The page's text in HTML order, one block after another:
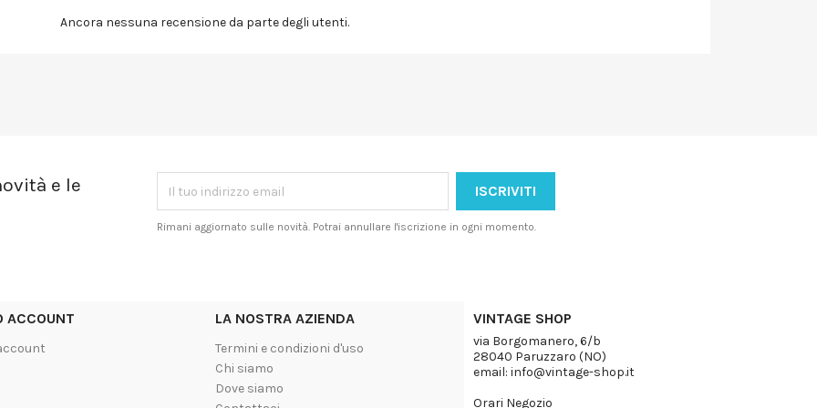
Ancora nessuna recensione da parte degli utenti.
e le
Rimani aggiornato sulle novità. Potrai annullare l'iscrizione in ogni momento.
ACCOUNT LA NOSTRA AZIENDA
Termini e condizioni d'uso
Chi siamo
Dove siamo
VINTAGE SHOP
via Borgomanero, 6/b
28040 Paruzzaro (NO)
email: info@vintage-shop.it
Orari Negozio